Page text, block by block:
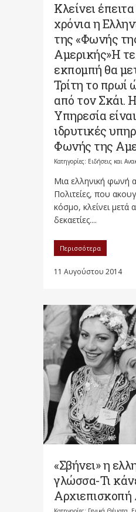
Κλείνει
χρόνια η
της «Φωνής
Αμερικής»Η
εκπομπή θα
Τρίτη το πρωί
από τον Σκάι.
Υπηρεσία
ιδρυτικές
Φωνής της
Κατηγορίες: Ειδήσεις και
Μια ελληνική φωνή
Πολιτείες, που
κόσμο, κλείνει μετά
δεκαετίες....
Περισσότερα
11 Αυγούστου 2014
«Σβήνει» η
γλώσσα-Τι
Αρχιεπισκοπή